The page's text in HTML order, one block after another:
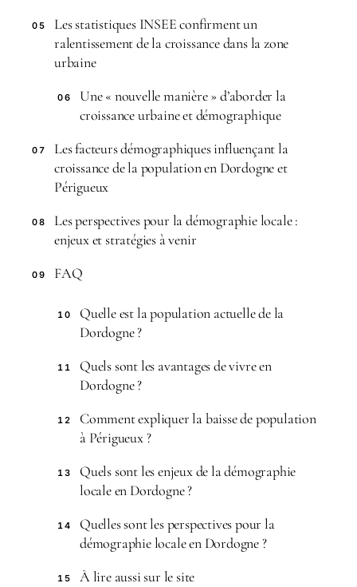
05
Les statistiques INSEE confirment un
ralentissement de la croissance dans la zone
urbaine
06
Une « nouvelle manière » d’aborder la
croissance urbaine et démographique
07
Les facteurs démographiques influençant la
croissance de la population en Dordogne et
Périgueux
08
Les perspectives pour la démographie locale :
enjeux et stratégies à venir
09 FAQ
10
Quelle est la population actuelle de la
Dordogne ?
11
Quels sont les avantages de vivre en
Dordogne ?
12
Comment expliquer la baisse de population
à Périgueux ?
13
Quels sont les enjeux de la démographie
locale en Dordogne ?
14
Quelles sont les perspectives pour la
démographie locale en Dordogne ?
15 À lire aussi sur le site